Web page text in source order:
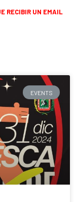
RECIBIR UN EMAIL
EVENTS